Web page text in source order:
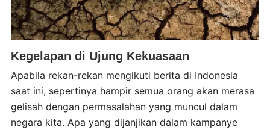
Kegelapan di Ujung Kekuasaan
Apabila rekan-rekan mengikuti berita di Indonesia
saat ini, sepertinya hampir semua orang akan merasa
gelisah dengan permasalahan yang muncul dalam
negara kita. Apa yang dijanjikan dalam kampanye